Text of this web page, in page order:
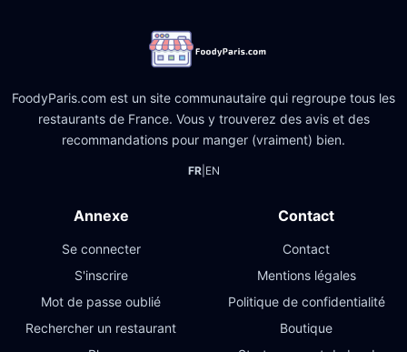
FoodyParis.com est un site communautaire qui regroupe tous les
restaurants de France. Vous y trouverez des avis et des
recommandations pour manger (vraiment) bien.
FR| EN
Annexe
Se connecter
S'inscrire
Mot de passe oublié
Rechercher un restaurant
Contact
Contact
Mentions légales
Politique de confidentialité
Boutique